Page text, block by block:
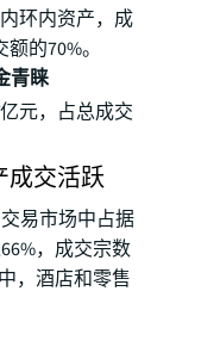
环内资产，成
的70%。
青睐
元，占总成交
成交活跃
易市场中占据
，成交宗数
，酒店和零售